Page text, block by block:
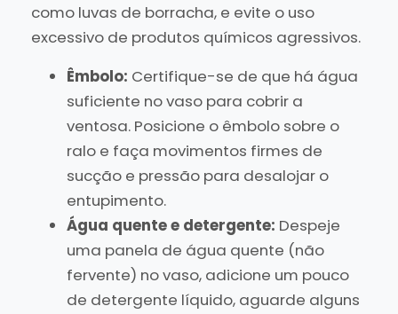
como luvas de borracha, e evite o uso
excessivo de produtos químicos agressivos.
Êmbolo: Certifique-se de que há água
suficiente no vaso para cobrir a
ventosa. Posicione o êmbolo sobre o
ralo e faça movimentos firmes de
sucção e pressão para desalojar o
entupimento.
Água quente e detergente: Despeje
uma panela de água quente (não
fervente) no vaso, adicione um pouco
de detergente líquido, aguarde alguns